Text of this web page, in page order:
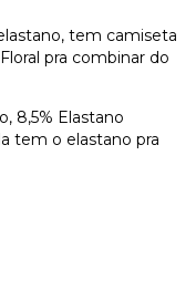
tem camiseta
pra combinar do
8,5% Elastano
tem o elastano pra